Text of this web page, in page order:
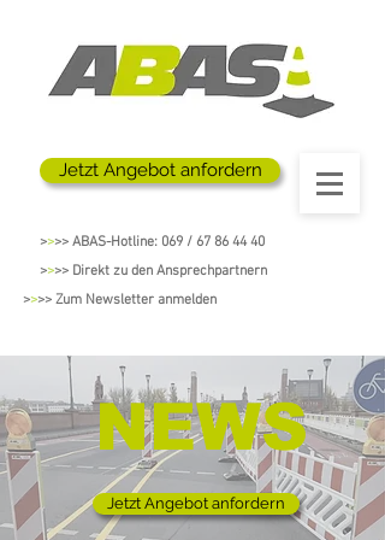
Jetzt Angebot anfordern
>>>> ABAS-Hotline: 069 / 67 86 44 40
>>>> Direkt zu den Ansprechpartnern
>>>> Zum Newsletter anmelden
NEWS
Jetzt Angebot anfordern